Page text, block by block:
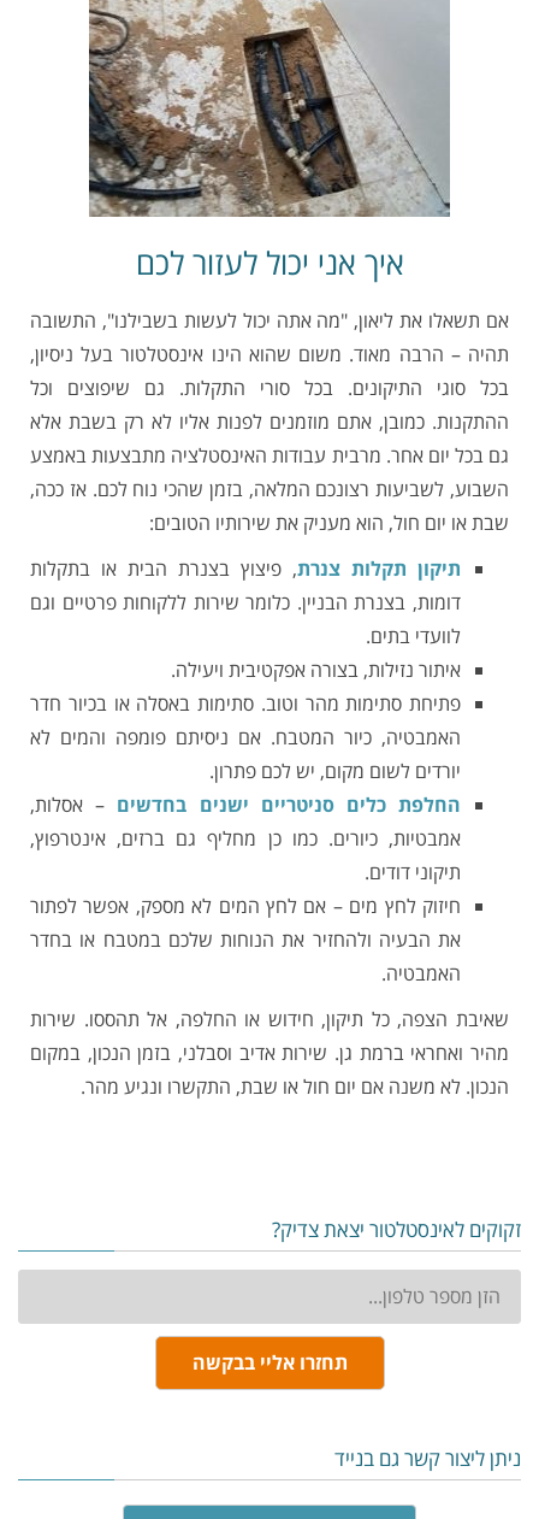
איך אני יכול לעזור לכם
אם תשאלו את ליאון, "מה אתה יכול לעשות בשבילנו", התשובה
תהיה – הרבה מאוד. משום שהוא הינו אינסטלטור בעל ניסיון,
בכל סוגי התיקונים. בכל סורי התקלות. גם שיפוצים וכל
ההתקנות. כמובן, אתם מוזמנים לפנות אליו לא רק בשבת אלא
גם בכל יום אחר. מרבית עבודות האינסטלציה מתבצעות באמצע
השבוע, לשביעות רצונכם המלאה, בזמן שהכי נוח לכם. אז ככה,
שבת או יום חול, הוא מעניק את שירותיו הטובים:
תיקון תקלות צנרת, פיצוץ בצנרת הבית או בתקלות
דומות, בצנרת הבניין. כלומר שירות ללקוחות פרטיים וגם
לוועדי בתים.
איתור נזילות, בצורה אפקטיבית ויעילה.
פתיחת סתימות מהר וטוב. סתימות באסלה או בכיור חדר
האמבטיה, כיור המטבח. אם ניסיתם פומפה והמים לא
יורדים לשום מקום, יש לכם פתרון.
החלפת כלים סניטריים ישנים בחדשים – אסלות,
אמבטיות, כיורים. כמו כן מחליף גם ברזים, אינטרפוץ,
תיקוני דודים.
חיזוק לחץ מים – אם לחץ המים לא מספק, אפשר לפתור
את הבעיה ולהחזיר את הנוחות שלכם במטבח או בחדר
האמבטיה.
שאיבת הצפה, כל תיקון, חידוש או החלפה, אל תהססו. שירות
מהיר ואחראי ברמת גן. שירות אדיב וסבלני, בזמן הנכון, במקום
הנכון. לא משנה אם יום חול או שבת, התקשרו ונגיע מהר.
זקוקים לאינסטלטור יצאת צדיק?
טלפון:
תחזרו אליי בבקשה
ניתן ליצור קשר גם בנייד